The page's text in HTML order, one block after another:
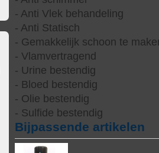
- Anti Vlek behandeling
- Anti Statisch
- Gemakkelijk schoon te
- Vlamvertragend
- Urine bestendig
- Bloed bestendig
- Olie bestendig
- Sulfide bestendig
Bijpassende artikelen